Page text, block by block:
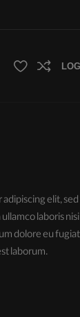
elit,
laboris
dolore eu
laborum.